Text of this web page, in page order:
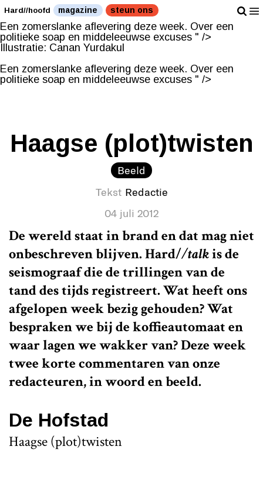
Illustratie: Canan Yurdakul
Een zomerslanke aflevering deze week. Over een
politieke soap en middeleeuwse excuses " />
Illustratie: Canan Yurdakul
Een zomerslanke aflevering deze week. Over een
politieke soap en middeleeuwse excuses " />
Hard//hoofd magazine steun ons
Haagse (plot)twisten
Beeld
Tekst Redactie
04 juli 2012
De wereld staat in brand en dat mag niet
onbeschreven blijven.Hard//talkis de
seismograaf die de trillingen van de
tand des tijds registreert. Wat heeft ons
afgelopen week bezig gehouden? Wat
bespraken we bij de koffieautomaat en
waar lagen we wakker van? Deze week
twee korte commentaren van onze
redacteuren, in woord en beeld.
De Hofstad
Haagse (plot)twisten